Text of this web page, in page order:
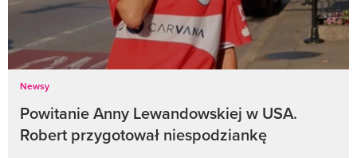
Newsy
Powitanie Anny Lewandowskiej w USA.
Robert przygotował niespodziankę